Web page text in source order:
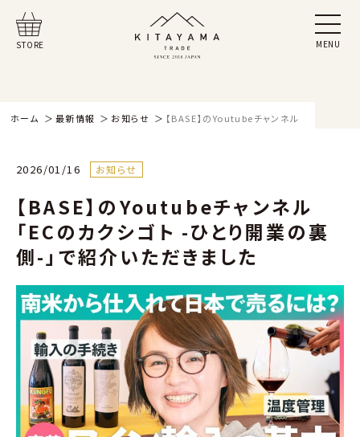
STORE MENU
ホーム 最新情報 お知らせ 【BASE】のYoutubeチャンネル「ECのカク
2026/01/16 お知らせ
【BASE】のYoutubeチャンネル
「ECのカクシゴト -ひとり開業の裏
側-」で紹介いただきました